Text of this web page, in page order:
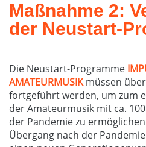
Maßnahme 2:
der Neustart-
Die Neustart-Programme
AMATEURMUSIKmüssen über
fortgeführt werden, um zum
der Amateurmusik mit ca.
der Pandemie zu
Übergang nach der